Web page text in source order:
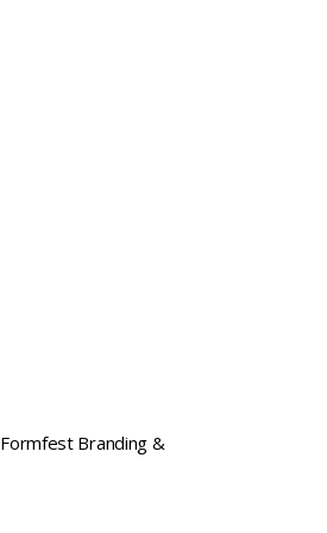
Formfest Branding &